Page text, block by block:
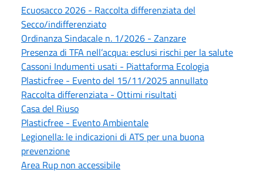
Ecuosacco 2026 - Raccolta differenziata del
Secco/indifferenziato
Ordinanza Sindacale n. 1/2026 - Zanzare
Presenza di TFA nell’acqua: esclusi rischi per la salute
Cassoni Indumenti usati - Piattaforma Ecologia
Plasticfree - Evento del 15/11/2025 annullato
Raccolta differenziata - Ottimi risultati
Casa del Riuso
Plasticfree - Evento Ambientale
Legionella: le indicazioni di ATS per una buona
prevenzione
Area Rup non accessibile